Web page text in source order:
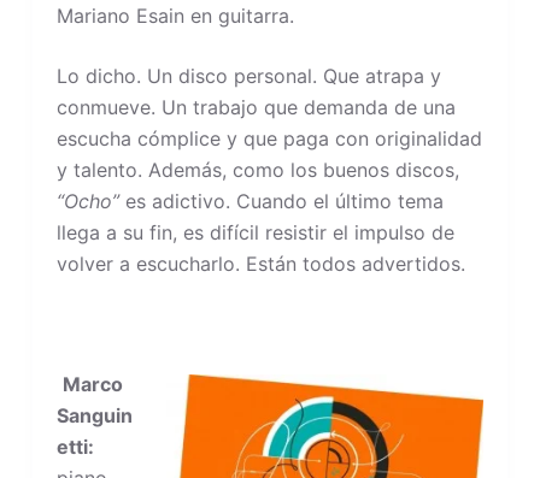
Mariano Esain en guitarra.
Lo dicho. Un disco personal. Que atrapa y
conmueve. Un trabajo que demanda de una
escucha cómplice y que paga con originalidad
y talento. Además, como los buenos discos,
“Ocho”es adictivo. Cuando el último tema
llega a su fin, es difícil resistir el impulso de
volver a escucharlo. Están todos advertidos.
Marco
Sanguin
etti: